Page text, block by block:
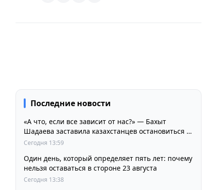
Последние новости
«А что, если все зависит от нас?» — Бахыт
Шадаева заставила казахстанцев остановиться и
задуматься
Сегодня 13:59
Один день, который определяет пять лет: почему
нельзя оставаться в стороне 23 августа
Сегодня 13:38